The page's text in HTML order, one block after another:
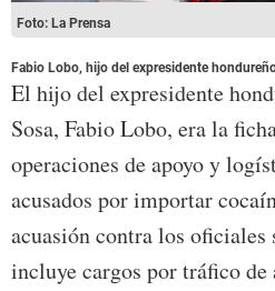
Foto: La Prensa
Fabio Lobo, hijo del expresidente
El hijo del expresidente
Sosa, Fabio Lobo, era la
operaciones de apoyo y
acusados por importar
acuasión contra los oficiales
incluye cargos por tráfico de